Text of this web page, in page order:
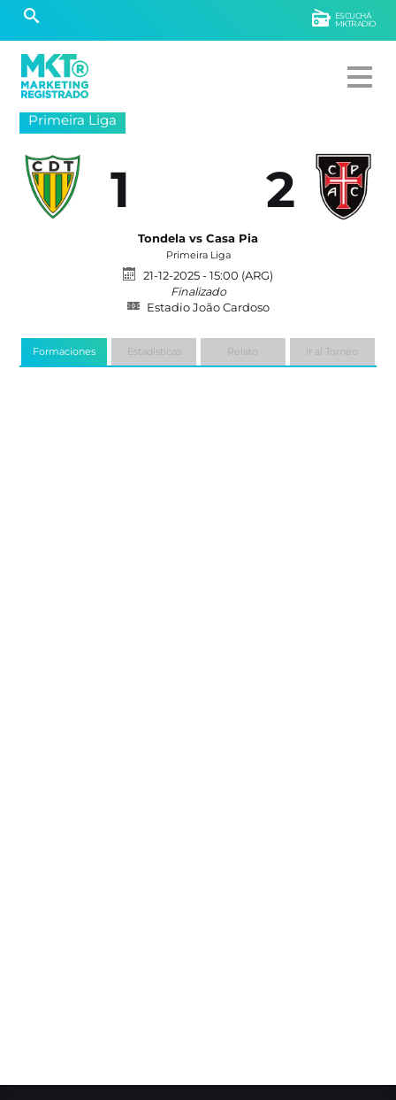
ESCUCHÁ
MKTRADIO
Primeira Liga
1 2
Tondela vs Casa Pia
Primeira Liga
21-12-2025 - 15:00 (ARG)
Finalizado
Estadio João Cardoso
Formaciones Estadísticas Relato Ir al Torneo